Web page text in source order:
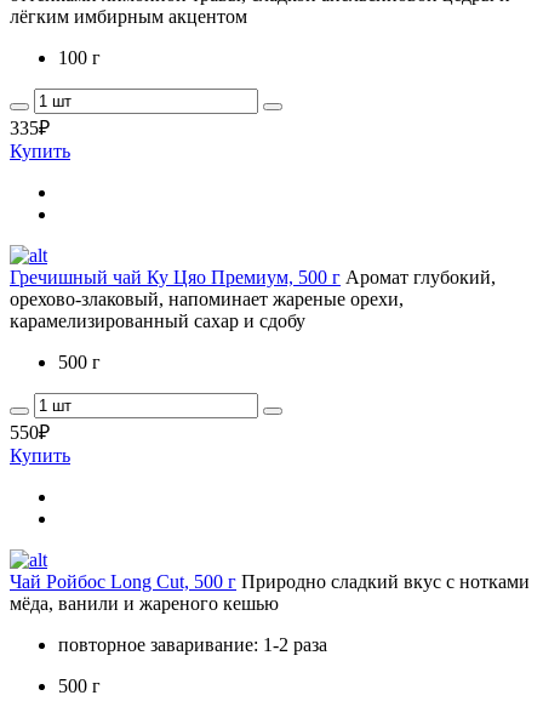
лёгким имбирным акцентом
100 г
335₽
Купить
Гречишный чай Ку Цяо Премиум, 500 г Аромат глубокий,
орехово-злаковый, напоминает жареные орехи,
карамелизированный сахар и сдобу
500 г
550₽
Купить
Чай Ройбос Long Cut, 500 г Природно сладкий вкус с нотками
мёда, ванили и жареного кешью
повторное заваривание: 1-2 раза
500 г